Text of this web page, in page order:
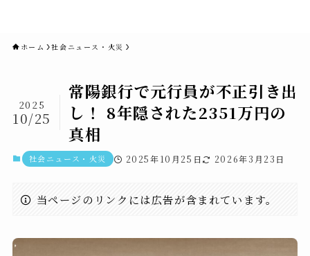
ホーム 社会ニュース・火災
常陽銀行で元行員が不正引き出
し！ 8年隠された2351万円の
真相
2025
10/25
社会ニュース・火災 2025年10月25日 2026年3月23日
当ページのリンクには広告が含まれています。